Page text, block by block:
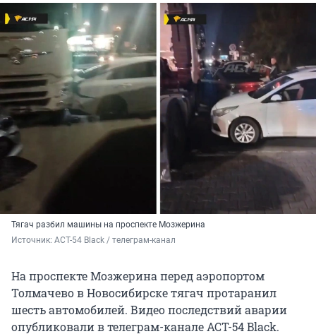
Тягач разбил машины на проспекте Мозжерина
Источник: АСТ-54 Black / телеграм-канал
На проспекте Мозжерина перед аэропортом
Толмачево в Новосибирске тягач протаранил
шесть автомобилей. Видео последствий аварии
опубликовали в телеграм-канале АСТ-54 Black.